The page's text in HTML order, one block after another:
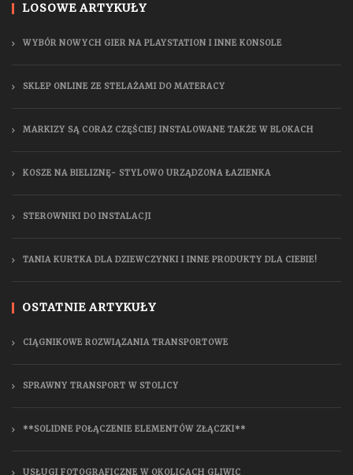
LOSOWE ARTYKUŁY
WYBÓR NOWYCH GIER NA PLAYSTATION I INNE KONSOLE
SKLEP ONLINE ZE STELAŻAMI DO MATERACY
MARKIZY SĄ CORAZ CZĘŚCIEJ INSTALOWANE TAKŻE W BLOKACH
KOSZE NA BIELIZNĘ- STYLOWO URZĄDZONA ŁAZIENKA
STEROWNIKI DO INSTALACJI
TANIA KURTKA DLA DZIEWCZYNKI I INNE PRODUKTY DLA CIEBIE!
OSTATNIE ARTYKUŁY
CIĄGNIKOWE ROZWIĄZANIA TRANSPORTOWE
SPRAWNY TRANSPORT W STOLICY
**SOLIDNE POŁĄCZENIE ELEMENTÓW ZŁĄCZKI**
USŁUGI FOTOGRAFICZNE W OKOLICACH GLIWIC